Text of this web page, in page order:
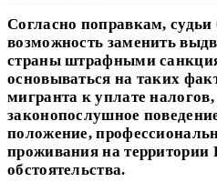
Согласно поправкам, судьи
возможность заменить
страны штрафными
основываться на таких
мигранта к уплате
законопослушное
положение,
проживания на территории
обстоятельства.